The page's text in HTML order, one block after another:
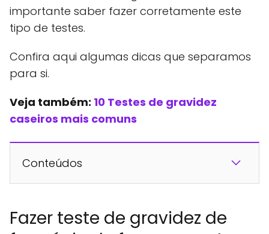
importante saber fazer corretamente este
tipo de testes.
Confira aqui algumas dicas que separamos
para si.
Veja também: 10 Testes de gravidez
caseiros mais comuns
Conteúdos
Fazer teste de gravidez de